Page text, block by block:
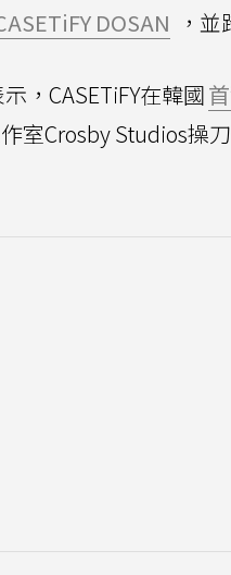
DOSAN ，
，CASETiFY在韓國
室Crosby Studios操